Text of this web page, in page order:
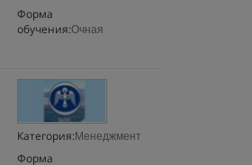
Форма
обучения:Очная
Категория: Менеджмент
Форма